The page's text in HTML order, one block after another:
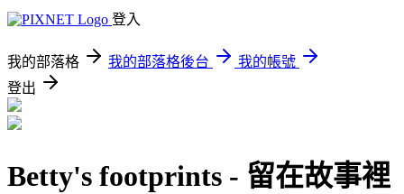
登入
我的部落格 我的部落格後台
我的帳號
登出
Betty's footprints - 留在故事裡